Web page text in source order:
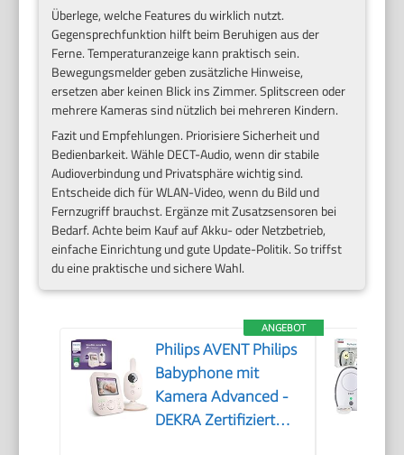
Überlege, welche Features du wirklich nutzt.
Gegensprechfunktion hilft beim Beruhigen aus der
Ferne. Temperaturanzeige kann praktisch sein.
Bewegungsmelder geben zusätzliche Hinweise,
ersetzen aber keinen Blick ins Zimmer. Splitscreen oder
mehrere Kameras sind nützlich bei mehreren Kindern.
Fazit und Empfehlungen. Priorisiere Sicherheit und
Bedienbarkeit. Wähle DECT-Audio, wenn dir stabile
Audioverbindung und Privatsphäre wichtig sind.
Entscheide dich für WLAN-Video, wenn du Bild und
Fernzugriff brauchst. Ergänze mit Zusatzsensoren bei
Bedarf. Achte beim Kauf auf Akku- oder Netzbetrieb,
einfache Einrichtung und gute Update-Politik. So triffst
du eine praktische und sichere Wahl.
ANGEBOT
Philips AVENT Philips
Babyphone mit
Kamera Advanced -
DEKRA Zertifiziert